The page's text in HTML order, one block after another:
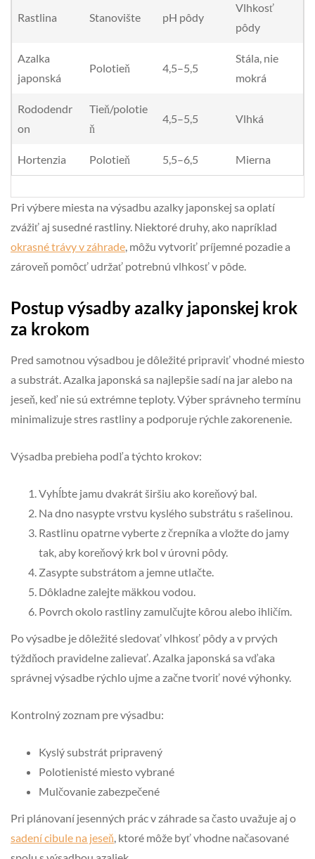
Rastlina Stanovište pH pôdy
Vlhkosť
pôdy
Azalka
japonská
Polotieň 4,5–5,5
Stála, nie
mokrá
Rododendr
on
Tieň/polotie
ň
4,5–5,5 Vlhká
Hortenzia Polotieň 5,5–6,5 Mierna
Pri výbere miesta na výsadbu azalky japonskej sa oplatí
zvážiť aj susedné rastliny. Niektoré druhy, ako napríklad
okrasné trávy v záhrade, môžu vytvoriť príjemné pozadie a
zároveň pomôcť udržať potrebnú vlhkosť v pôde.
Postup výsadby azalky japonskej krok
za krokom
Pred samotnou výsadbou je dôležité pripraviť vhodné miesto
a substrát. Azalka japonská sa najlepšie sadí na jar alebo na
jeseň, keď nie sú extrémne teploty. Výber správneho termínu
minimalizuje stres rastliny a podporuje rýchle zakorenenie.
Výsadba prebieha podľa týchto krokov:
Vyhĺbte jamu dvakrát širšiu ako koreňový bal.
Na dno nasypte vrstvu kyslého substrátu s rašelinou.
Rastlinu opatrne vyberte z črepníka a vložte do jamy
tak, aby koreňový krk bol v úrovni pôdy.
Zasypte substrátom a jemne utlačte.
Dôkladne zalejte mäkkou vodou.
Povrch okolo rastliny zamulčujte kôrou alebo ihličím.
Po výsadbe je dôležité sledovať vlhkosť pôdy a v prvých
týždňoch pravidelne zalievať. Azalka japonská sa vďaka
správnej výsadbe rýchlo ujme a začne tvoriť nové výhonky.
Kontrolný zoznam pre výsadbu:
Kyslý substrát pripravený
Polotienisté miesto vybrané
Mulčovanie zabezpečené
Pri plánovaní jesenných prác v záhrade sa často uvažuje aj o
sadení cibule na jeseň, ktoré môže byť vhodne načasované